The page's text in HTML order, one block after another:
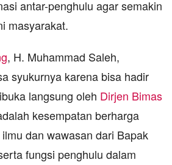
antar-penghulu agar semakin
masyarakat.
, H. Muhammad Saleh,
syukurnya karena bisa hadir
langsung oleh Dirjen Bimas
kesempatan berharga
dan wawasan dari Bapak
fungsi penghulu dalam